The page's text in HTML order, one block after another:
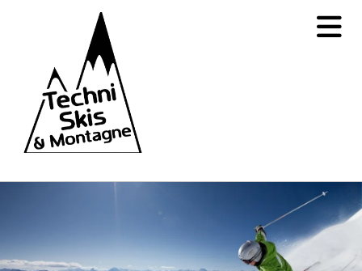
Accéder au contenu